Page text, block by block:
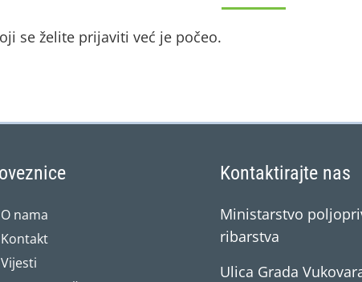
se želite prijaviti već je počeo.
O nama
Kontakt
Vijesti
Kontaktirajte nas
Ministarstvo
ribarstva
Ulica Grada